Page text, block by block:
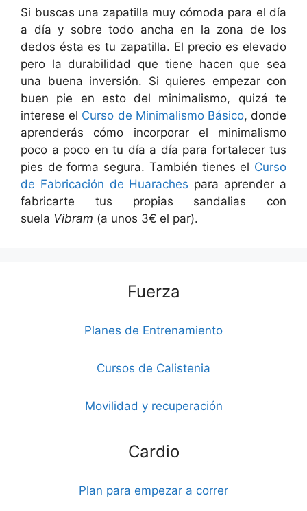
Si buscas una zapatilla muy cómoda para el día
a día y sobre todo ancha en la zona de los
dedos ésta es tu zapatilla. El precio es elevado
pero la durabilidad que tiene hacen que sea
una buena inversión. Si quieres empezar con
buen pie en esto del minimalismo, quizá te
interese el Curso de Minimalismo Básico, donde
aprenderás cómo incorporar el minimalismo
poco a poco en tu día a día para fortalecer tus
pies de forma segura. También tienes el Curso
de Fabricación de Huaraches para aprender a
fabricarte tus propias sandalias con
suela Vibram (a unos 3€ el par).
Fuerza
Planes de Entrenamiento
Cursos de Calistenia
Movilidad y recuperación
Cardio
Plan para empezar a correr